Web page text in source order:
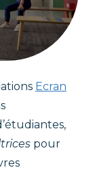
Ecran
pour